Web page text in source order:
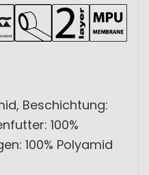
Beschichtung:
100%
100% Polyamid